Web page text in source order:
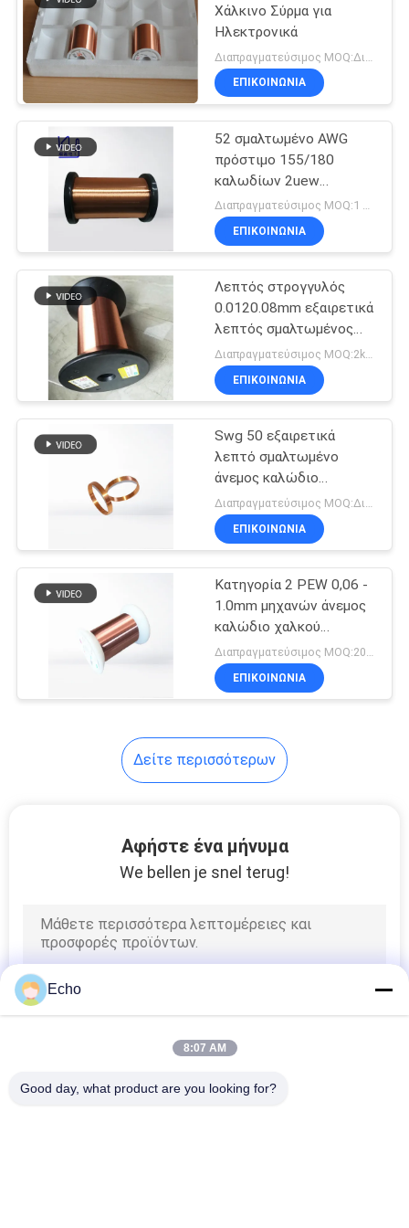
Μόνο συνδέοντας
καλώδιο
219
Καλώδιο Litz
χαλκού
Μονωμένο
τριπλάσιο καλώδιο
Καλώδιο σπειρών
Φίλτρο
ηλεκτροφόρων
καλωδίων
Μετασχηματιστής
τρόπου διακοπτών
Χάλκινο Σύρμα για
Ηλεκτρονικά
ΕΠΙΚΟΙΝΩΝΙΑ
52 σμαλτωμένο AWG
πρόστιμο 155/180
καλωδίων 2uew
τυλίγματος χαλκού
εξαιρετικά
Διαπραγματεύσιμος MOQ:1 κιλό
ΕΠΙΚΟΙΝΩΝΙΑ
Λεπτός στρογγυλός
0.0120.08mm εξαιρετικά
λεπτός σμαλτωμένος
χαλκού τύπος αγωγών
καλωδίων στερεός
Διαπραγματεύσιμος MOQ:2kgs
ΕΠΙΚΟΙΝΩΝΙΑ
Swg 50 εξαιρετικά
λεπτό σμαλτωμένο
άνεμος καλώδιο
μαγνητών καλωδίων
χαλκού για την οθόνη
αφής/τον αισθητήρα
ΕΠΙΚΟΙΝΩΝΙΑ
Κατηγορία 2 PEW 0,06 -
1.0mm μηχανών άνεμος
καλώδιο χαλκού
μαγνητών καλωδίων
ντυμένο σμάλτο
ΕΠΙΚΟΙΝΩΝΙΑ
Δείτε περισσότερων
Αφήστε ένα μήνυμα
We bellen je snel terug!
Echo
8:07 AM
Good day, what product are you looking for?